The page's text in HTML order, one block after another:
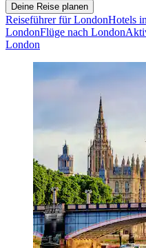
Deine Reise planen
Reiseführer für LondonHotels
LondonFlüge nach London
London